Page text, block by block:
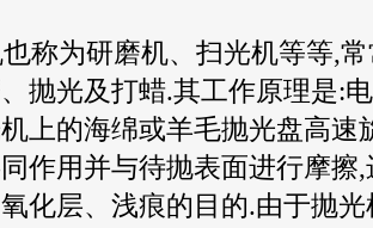
为研磨机、扫光机等等,常
抛光及打蜡.其工作原理是:
上的海绵或羊毛抛光盘高速
作用并与待抛表面进行摩擦
化层、浅痕的目的.由于抛